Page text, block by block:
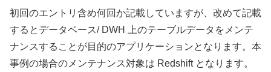
初回のエントリ含め何回か記載していますが、改めて記載
するとデータベース/ DWH 上のテーブルデータをメンテ
ナンスすることが目的のアプリケーションとなります。本
事例の場合のメンテナンス対象は Redshift となります。